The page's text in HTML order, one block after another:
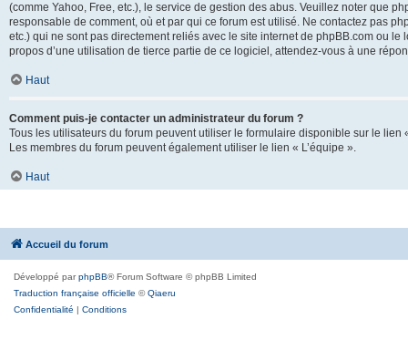
(comme Yahoo, Free, etc.), le service de gestion des abus. Veuillez noter que
responsable de comment, où et par qui ce forum est utilisé. Ne contactez pas
etc.) qui ne sont pas directement reliés avec le site internet de phpBB.com ou
propos d’une utilisation de tierce partie de ce logiciel, attendez-vous à une
Haut
Comment puis-je contacter un administrateur du forum ?
Tous les utilisateurs du forum peuvent utiliser le formulaire disponible sur le
Les membres du forum peuvent également utiliser le lien « L’équipe ».
Haut
Accueil du forum
Développé parphpBB® Forum Software © phpBB Limited
Traduction française officielle ©Qiaeru
Confidentialité | Conditions